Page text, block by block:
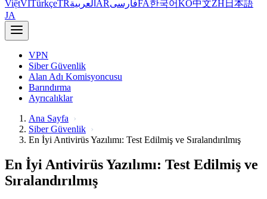
ViệtVITürkçeTRالعربية ARفارسیFA한국어KO中文ZH 日本語
JA
VPN
Siber Güvenlik
Alan Adı Komisyoncusu
Barındırma
Ayrıcalıklar
Ana Sayfa
Siber Güvenlik
En İyi Antivirüs Yazılımı: Test Edilmiş ve Sıralandırılmış
En İyi Antivirüs Yazılımı: Test Edilmiş ve
Sıralandırılmış